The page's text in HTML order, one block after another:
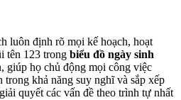
luôn định rõ mọi kế hoạch, hoạt
tên 123 trong biểu đồ ngày sinh
giúp họ chủ động mọi công việc
trong khả năng suy nghĩ và sắp xếp
quyết các vấn đề theo trình tự nhất